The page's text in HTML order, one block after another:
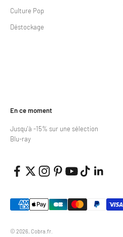
Culture Pop
Déstockage
En ce moment
Jusqu'à -15% sur une sélection
Blu-ray
© 2026, Cobra.fr.